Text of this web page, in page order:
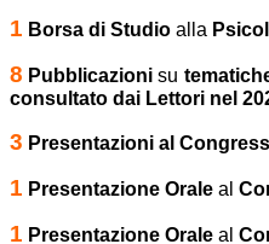
1 Borsa di Studio alla
8 Pubblicazioni su
consultato dai Lettori nel
3 Presentazioni al
1 Presentazione Orale al
1 Presentazione Orale al